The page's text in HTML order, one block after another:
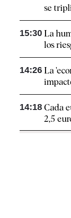
se
15:30 La
los
14:26 La
14:18 Cada
2,5